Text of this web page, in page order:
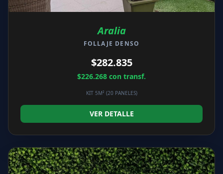
Aralia
FOLLAJE DENSO
$282.835
$226.268 con transf.
KIT 5M² (20 PANELES)
VER DETALLE